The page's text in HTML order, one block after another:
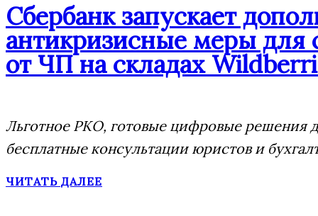
Сбербанк запускает
антикризисные меры для
от ЧП на складах
Льготное РКО, готовые цифровые решения
бесплатные консультации юристов и
ЧИТАТЬ ДАЛЕЕ